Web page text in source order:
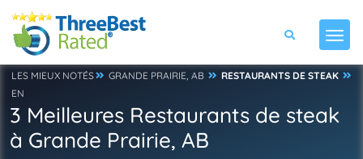
LES MIEUX NOTÉS GRANDE PRAIRIE, AB
RESTAURANTS DE STEAK
EN
3 Meilleures Restaurants de steak
à Grande Prairie, AB